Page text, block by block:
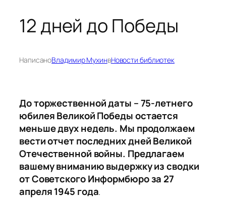
12 дней до Победы
НаписаноВладимир МухинвНовости библиотек
До торжественной даты – 75-летнего
юбилея Великой Победыостается
меньше двух недель. Мы продолжаем
вести отчет последнихднейВеликой
Отечественной войны. Предлагаем
вашему вниманию выдержку из сводки
от Советского Информбюроза 27
апреля 1945 года.